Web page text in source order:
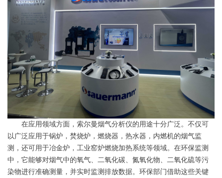
在应用领域方面，索尔曼烟气分析仪的用途十分广泛。不仅可
以广泛应用于锅炉，焚烧炉，燃烧器，热水器，内燃机的烟气监
测，还可用于冶金炉，工业窑炉燃烧加热系统等领域。在环保监测
中，它能够对烟气中的氧气、二氧化碳、氮氧化物、二氧化硫等污
染物进行准确测量，并实时监测排放数据。环保部门借助这些关键